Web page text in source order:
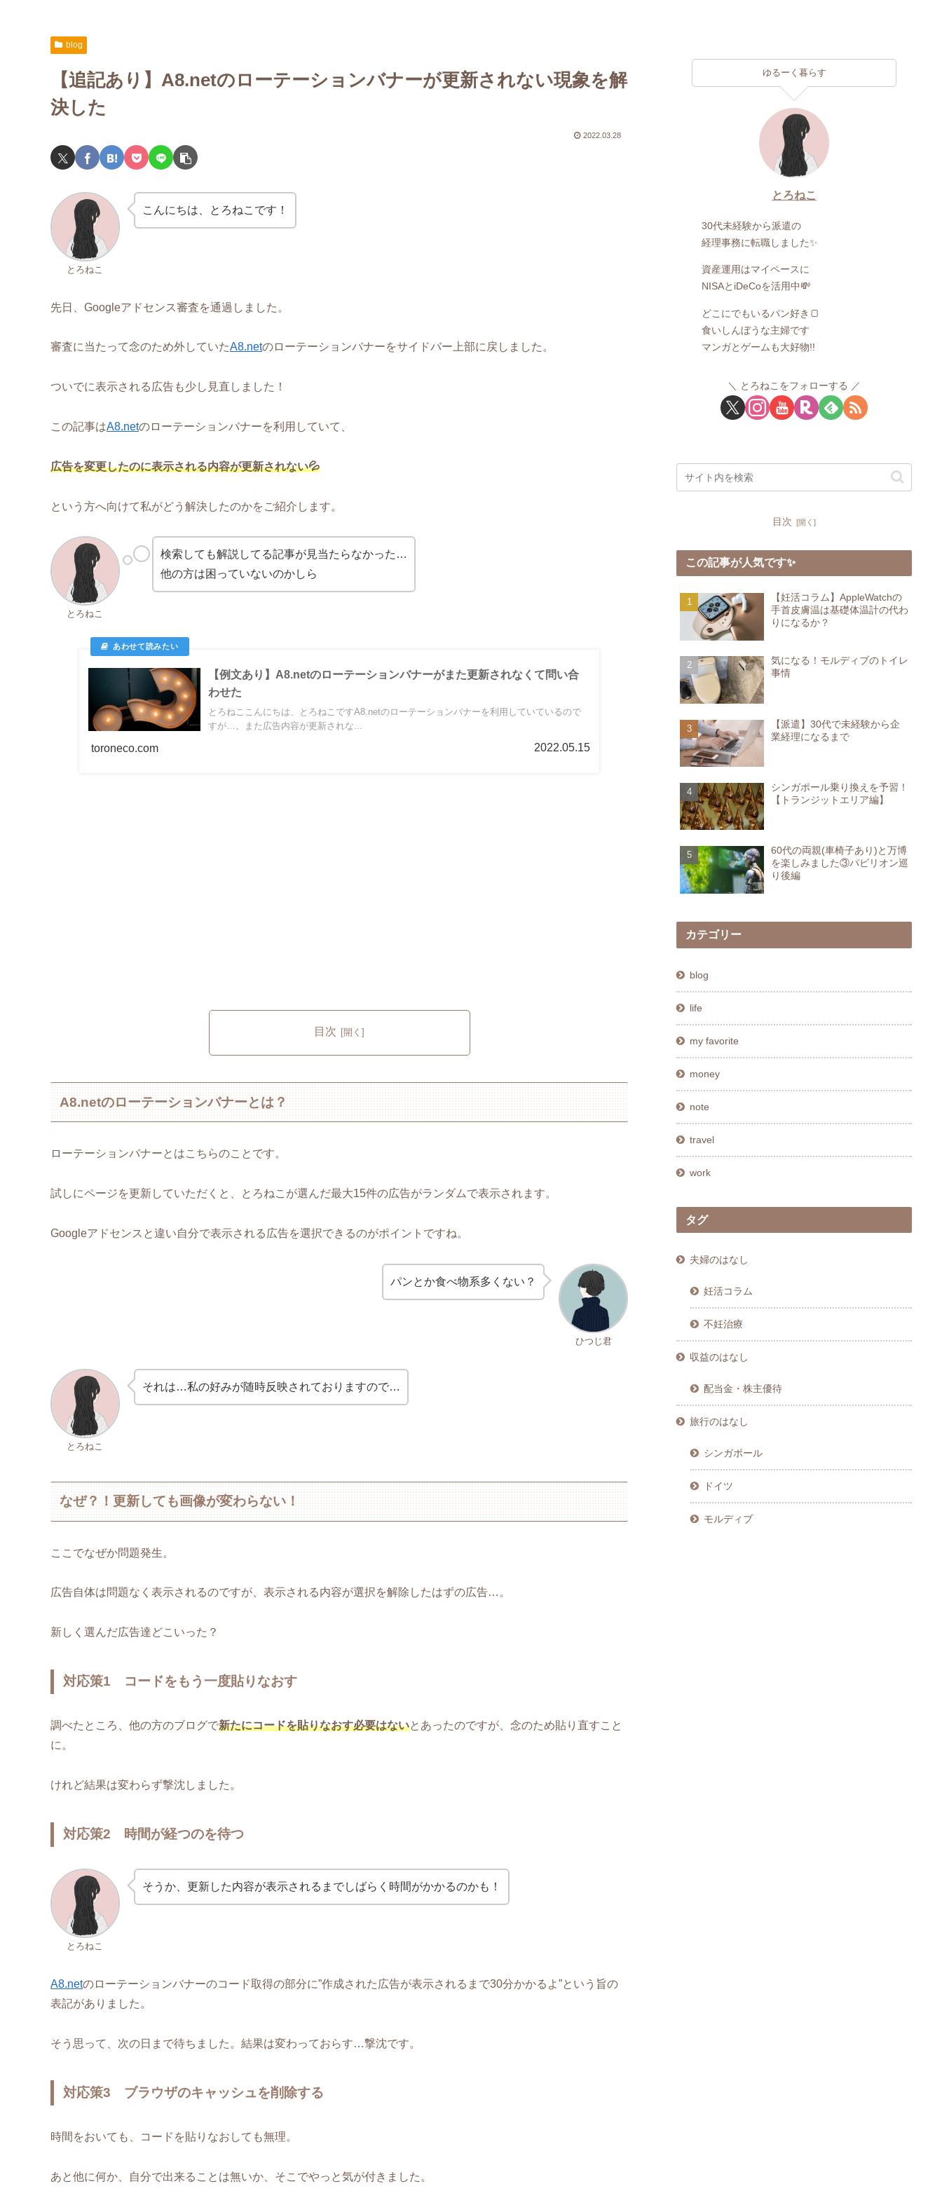
blog
【追記あり】A8.netのローテーションバナーが更新されない現象を解
決した
2022.03.28
とろねこ
こんにちは、とろねこです！
先日、Googleアドセンス審査を通過しました。
審査に当たって念のため外していたA8.netのローテーションバナーをサイドバー上部に戻しました。
ついでに表示される広告も少し見直しました！
この記事はA8.netのローテーションバナーを利用していて、
広告を変更したのに表示される内容が更新されない💦
という方へ向けて私がどう解決したのかをご紹介します。
とろねこ
検索しても解説してる記事が見当たらなかった…
他の方は困っていないのかしら
【例文あり】A8.netのローテーションバナーがまた更新されなくて問い合
わせた
とろねここんにちは、とろねこですA8.netのローテーションバナーを利用していているので
すが…。また広告内容が更新されな...
toroneco.com 2022.05.15
目次
A8.netのローテーションバナーとは？
ローテーションバナーとはこちらのことです。
試しにページを更新していただくと、とろねこが選んだ最大15件の広告がランダムで表示されます。
Googleアドセンスと違い自分で表示される広告を選択できるのがポイントですね。
ひつじ君
パンとか食べ物系多くない？
とろねこ
それは…私の好みが随時反映されておりますので…
なぜ？！更新しても画像が変わらない！
ここでなぜか問題発生。
広告自体は問題なく表示されるのですが、表示される内容が選択を解除したはずの広告…。
新しく選んだ広告達どこいった？
対応策1 コードをもう一度貼りなおす
調べたところ、他の方のブログで新たにコードを貼りなおす必要はないとあったのですが、念のため貼り直すこと
に。
けれど結果は変わらず撃沈しました。
対応策2 時間が経つのを待つ
とろねこ
そうか、更新した内容が表示されるまでしばらく時間がかかるのかも！
A8.netのローテーションバナーのコード取得の部分に”作成された広告が表示されるまで30分かかるよ”という旨の
表記がありました。
そう思って、次の日まで待ちました。結果は変わっておらす…撃沈です。
対応策3 ブラウザのキャッシュを削除する
時間をおいても、コードを貼りなおしても無理。
あと他に何か、自分で出来ることは無いか、そこでやっと気が付きました。
ゆるーく暮らす
とろねこ
30代未経験から派遣の
経理事務に転職しました✨
資産運用はマイペースに
NISAとiDeCoを活用中💸
どこにでもいるパン好き🍞
食いしんぼうな主婦です
マンガとゲームも大好物!!
とろねこをフォローする
目次
この記事が人気です✨
【妊活コラム】AppleWatchの
手首皮膚温は基礎体温計の代わ
りになるか？
気になる！モルディブのトイレ
事情
【派遣】30代で未経験から企
業経理になるまで
シンガポール乗り換えを予習！
【トランジットエリア編】
60代の両親(車椅子あり)と万博
を楽しみました③パビリオン巡
り後編
カテゴリー
blog
life
my favorite
money
note
travel
work
タグ
夫婦のはなし
妊活コラム
不妊治療
収益のはなし
配当金・株主優待
旅行のはなし
シンガポール
ドイツ
モルディブ